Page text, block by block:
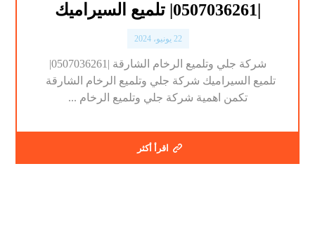
22 يونيو، 2024
شركة جلي وتلميع الرخام الشارقة |0507036261|
تلميع السيراميك شركة جلي وتلميع الرخام الشارقة
تكمن اهمية شركة جلي وتلميع الرخام ...
اقرأ أكثر